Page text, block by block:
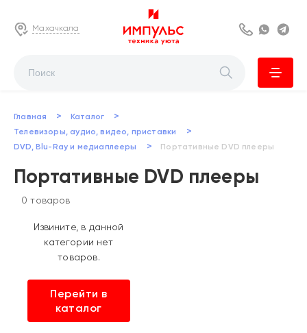
Махачкала 8 800 222 63
Главная > Каталог >
Телевизоры, аудио, видео, приставки >
DVD, Blu-Ray и медиаплееры > Портативные DVD плееры
Портативные DVD плееры
0 товаров
Извините, в данной
категории нет
товаров.
Перейти в
каталог